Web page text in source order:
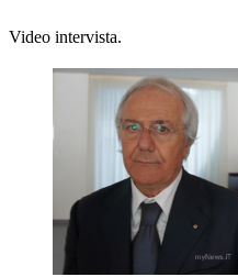
Video intervista.